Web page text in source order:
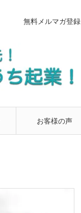
お客様の声
無料メルマガ登録